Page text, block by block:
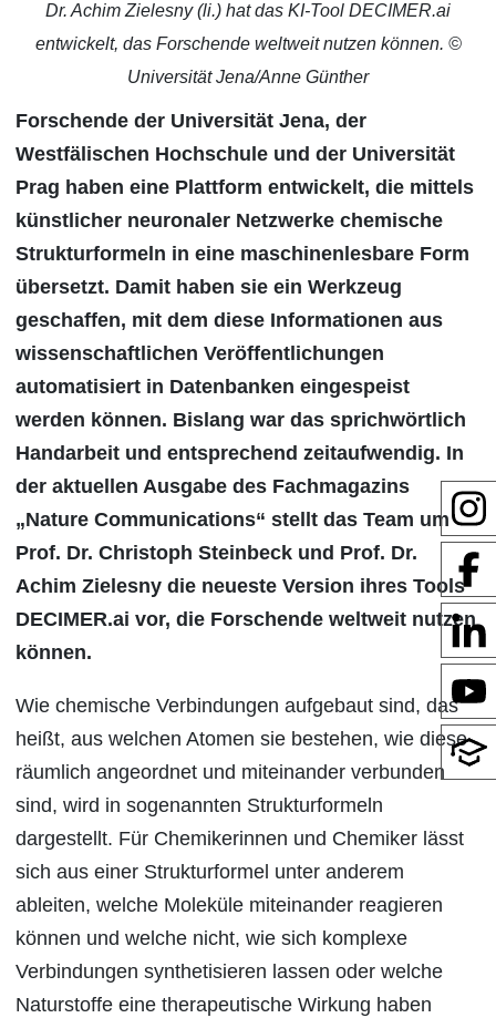
Dr. Achim Zielesny (li.) hat das KI-Tool DECIMER.ai
entwickelt, das Forschende weltweit nutzen können. ©
Universität Jena/Anne Günther
Forschende der Universität Jena, der
Westfälischen Hochschule und der Universität
Prag haben eine Plattform entwickelt, die mittels
künstlicher neuronaler Netzwerke chemische
Strukturformeln in eine maschinenlesbare Form
übersetzt. Damit haben sie ein Werkzeug
geschaffen, mit dem diese Informationen aus
wissenschaftlichen Veröffentlichungen
automatisiert in Datenbanken eingespeist
werden können. Bislang war das sprichwörtlich
Handarbeit und entsprechend zeitaufwendig. In
der aktuellen Ausgabe des Fachmagazins
„Nature Communications“ stellt das Team um
Prof. Dr. Christoph Steinbeck und Prof. Dr.
Achim Zielesny die neueste Version ihres Tools
DECIMER.ai vor, die Forschende weltweit nutzen
können.
Wie chemische Verbindungen aufgebaut sind, das
heißt, aus welchen Atomen sie bestehen, wie diese
räumlich angeordnet und miteinander verbunden
sind, wird in sogenannten Strukturformeln
dargestellt. Für Chemikerinnen und Chemiker lässt
sich aus einer Strukturformel unter anderem
ableiten, welche Moleküle miteinander reagieren
können und welche nicht, wie sich komplexe
Verbindungen synthetisieren lassen oder welche
Naturstoffe eine therapeutische Wirkung haben